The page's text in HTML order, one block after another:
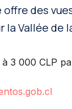
des
la Vallée de
à 3 000 CLP